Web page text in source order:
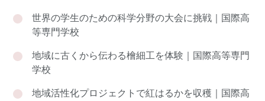
世界の学生のための科学分野の大会に挑戦｜国際高
等専門学校
地域に古くから伝わる檜細工を体験｜国際高等専門
学校
地域活性化プロジェクトで紅はるかを収穫｜国際高